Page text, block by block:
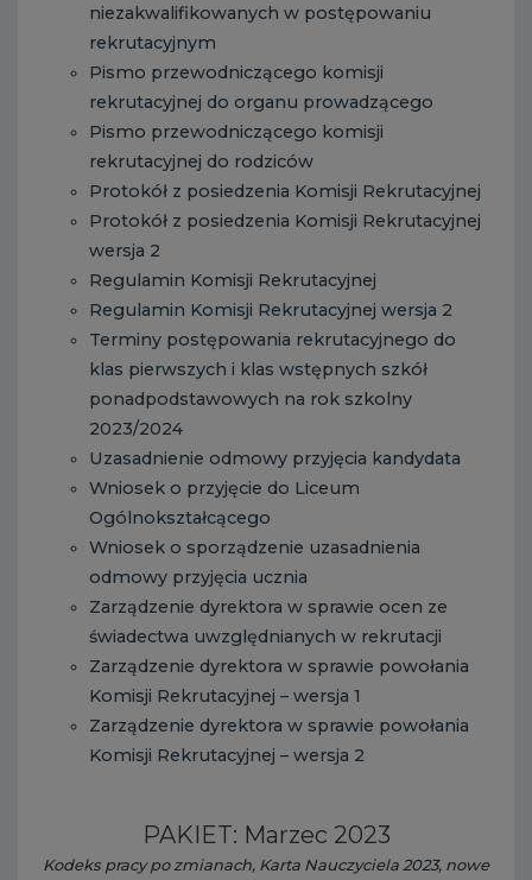
niezakwalifikowanych w postępowaniu
rekrutacyjnym
Pismo przewodniczącego komisji
rekrutacyjnej do organu prowadzącego
Pismo przewodniczącego komisji
rekrutacyjnej do rodziców
Protokół z posiedzenia Komisji Rekrutacyjnej
Protokół z posiedzenia Komisji Rekrutacyjnej
wersja 2
Regulamin Komisji Rekrutacyjnej
Regulamin Komisji Rekrutacyjnej wersja 2
Terminy postępowania rekrutacyjnego do
klas pierwszych i klas wstępnych szkół
ponadpodstawowych na rok szkolny
2023/2024
Uzasadnienie odmowy przyjęcia kandydata
Wniosek o przyjęcie do Liceum
Ogólnokształcącego
Wniosek o sporządzenie uzasadnienia
odmowy przyjęcia ucznia
Zarządzenie dyrektora w sprawie ocen ze
świadectwa uwzględnianych w rekrutacji
Zarządzenie dyrektora w sprawie powołania
Komisji Rekrutacyjnej – wersja 1
Zarządzenie dyrektora w sprawie powołania
Komisji Rekrutacyjnej – wersja 2
PAKIET: Marzec 2023
Kodeks pracy po zmianach, Karta Nauczyciela 2023, nowe